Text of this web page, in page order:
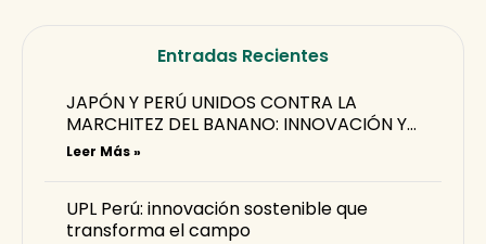
Entradas Recientes
JAPÓN Y PERÚ UNIDOS CONTRA LA
MARCHITEZ DEL BANANO: INNOVACIÓN Y
ALERTA TEMPRANA PARA PROTEGER LA
Leer Más »
UPL Perú: innovación sostenible que
transforma el campo